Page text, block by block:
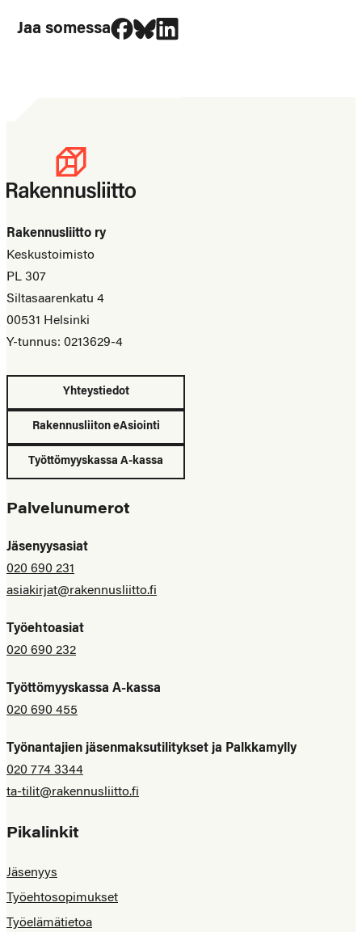
Jaa somessa
Jaa Facebookissa
Jaa Blueskyssa
Jaa LinkedIn:ssä
Rakennusliitto ry
Keskustoimisto
PL 307
Siltasaarenkatu 4
00531 Helsinki
Y-tunnus: 0213629-4
Yhteystiedot
Rakennusliiton eAsiointi
Työttömyyskassa A-kassa
Palvelunumerot
Jäsenyysasiat
020 690 231
asiakirjat@rakennusliitto.fi
Työehtoasiat
020 690 232
Työttömyyskassa A-kassa
020 690 455
Työnantajien jäsenmaksutilitykset ja Palkkamylly
020 774 3344
ta-tilit@rakennusliitto.fi
Pikalinkit
Jäsenyys
Työehtosopimukset
Työelämätietoa